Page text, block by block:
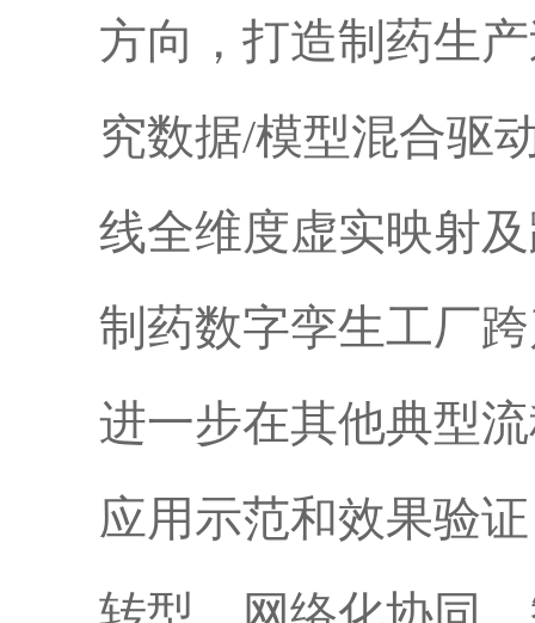
方向，打造制药生
究数据/模型混合驱
线全维度虚实映射
制药数字孪生工厂
进一步在其他典型
应用示范和效果验